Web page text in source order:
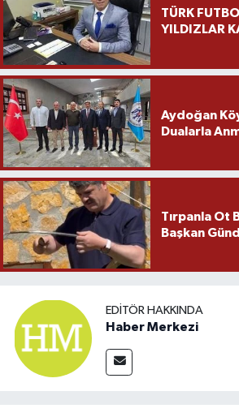
TÜRK
YILDIZLAR
Aydoğan
Dualarla
Tırpanla Ot
Başkan
EDITÖR HAKKINDA
Haber Merkezi